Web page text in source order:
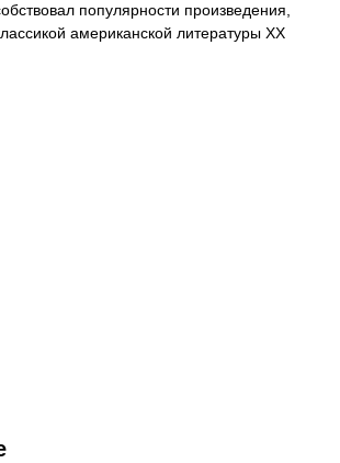
популярности произведения,
американской литературы ХХ